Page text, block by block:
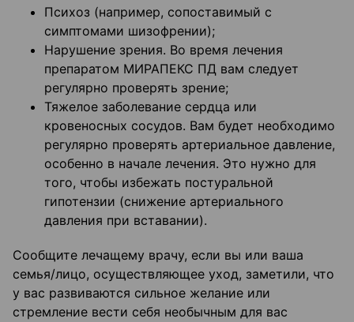
Психоз (например, сопоставимый с
симптомами шизофрении);
Нарушение зрения. Во время лечения
препаратом МИРАПЕКС ПД вам следует
регулярно проверять зрение;
Тяжелое заболевание сердца или
кровеносных сосудов. Вам будет необходимо
регулярно проверять артериальное давление,
особенно в начале лечения. Это нужно для
того, чтобы избежать постуральной
гипотензии (снижение артериального
давления при вставании).
Сообщите лечащему врачу, если вы или ваша
семья/лицо, осуществляющее уход, заметили, что
у вас развиваются сильное желание или
стремление вести себя необычным для вас